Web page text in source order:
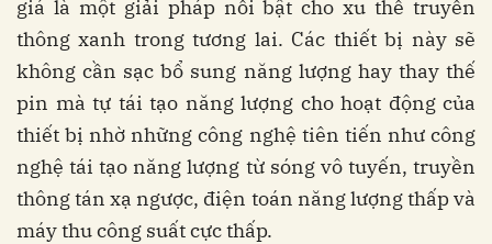
giá là một giải pháp nổi bật cho xu thế truyền
thông xanh trong tương lai. Các thiết bị này sẽ
không cần sạc bổ sung năng lượng hay thay thế
pin mà tự tái tạo năng lượng cho hoạt động của
thiết bị nhờ những công nghệ tiên tiến như công
nghệ tái tạo năng lượng từ sóng vô tuyến, truyền
thông tán xạ ngược, điện toán năng lượng thấp và
máy thu công suất cực thấp.